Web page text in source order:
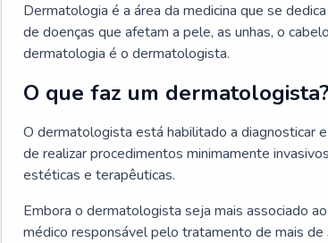
Dermatologia é a área da medicina que se
de doenças que afetam a pele, as unhas, o
dermatologia é o dermatologista.
O que faz um dermatologista?
O dermatologista está habilitado a diagnosticar
de realizar procedimentos minimamente
estéticas e terapêuticas.
Embora o dermatologista seja mais associado
médico responsável pelo tratamento de mais